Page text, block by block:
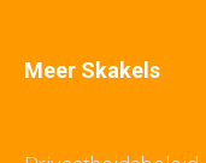
Meer Skakels